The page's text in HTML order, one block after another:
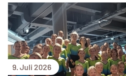
9. Juli 2026